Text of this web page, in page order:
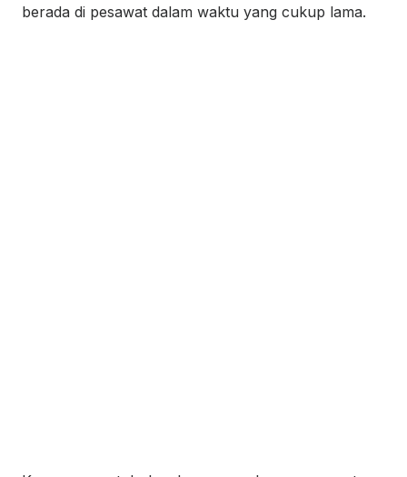
berada di pesawat dalam waktu yang cukup lama.